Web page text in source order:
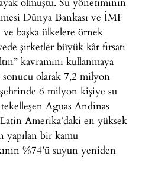
Dünya Bankası ve İMF
ve başka ülkelere örnek
şirketler büyük kâr fırsatı
kavramını kullanmaya
sonucu olarak 7,2 milyon
şehrinde 6 milyon kişiye su
Aguas Andinas
Amerika’daki en yüksek
yapılan bir kamu
%74’ü suyun yeniden